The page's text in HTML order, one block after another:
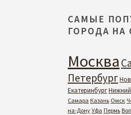
САМЫЕ
ГОРОДА НА
Москва
Петербург
Екатеринбург
Самара Казань Омск
на-Дону Уфа Пермь